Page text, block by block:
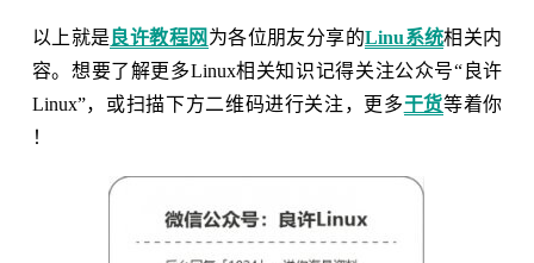
以上就是 良许教程网 为各位朋友分享的Linu系统相关内
容。想要了解更多Linux相关知识记得关注公众号“良许
Linux”，或扫描下方二维码进行关注，更多干货等着你
！